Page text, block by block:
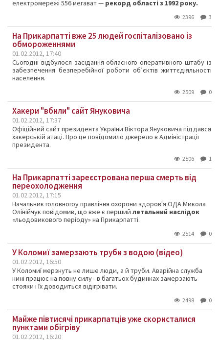
електромережі 556 мегават — рекорд області з 1992 року.
2396 3
На Прикарпатті вже 25 людей госпіталізовано із
обмороженнями
01.02.2012, 17:40
Сьогодні відбулося засідання обласного оперативного штабу із
забезпечення безперебійної роботи об’єктів життєдіяльності
населення.
2509 0
Хакери "вбили" сайт Януковича
01.02.2012, 17:37
Офіційний сайт президента України Віктора Януковича піддався
хакерській атаці. Про це повідомило джерело в Адміністрації
президента.
2506 1
На Прикарпатті зареєстрована перша смерть від
переохолодження
01.02.2012, 17:15
Начальник головногоу правління охорони здоров'я ОДА Микола
Олінійчук повідомив, що вже є перший летальний наслідок
«льодовикового періоду» на Прикарпатті.
2514 0
У Коломиї замерзають труби з водою (відео)
01.02.2012, 16:50
У Коломиї мерзнуть не лише люди, а й труби. Аварійна служба
нині працює на повну силу - в багатьох будинках замерзають
стояки і їх доводиться відігрівати.
2498 0
Майже півтисячі прикарпатців уже скористалися
пунктами обігріву
01.02.2012, 16:20